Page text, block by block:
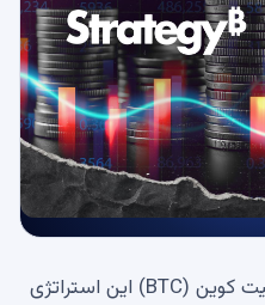
سناریوی قیمت 25000 دلاری بیت کوین (BTC) این استراتژی